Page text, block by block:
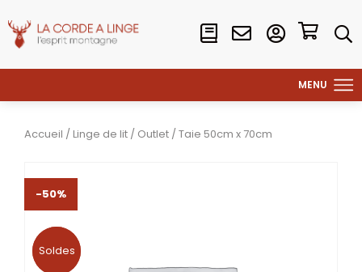
Accueil / Linge de lit / Outlet / Taie 50cm x 70cm
-50%
Soldes
Soldes